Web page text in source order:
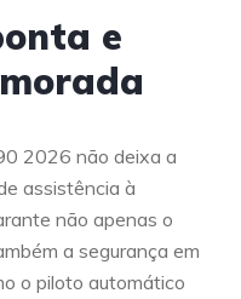
e
2026 não deixa a
assistência à
não apenas o
a segurança em
o piloto automático